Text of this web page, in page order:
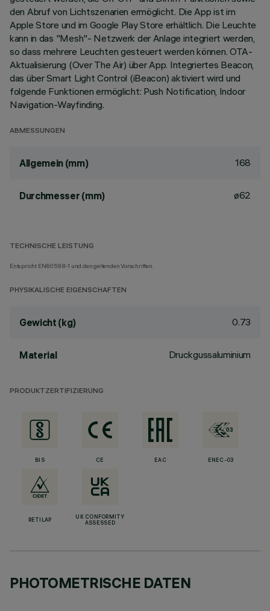
den Abruf von Lichtszenarien ermöglicht. Die App ist im
Apple Store und im Google Play Store erhältlich. Die Leuchte
kann in das "Mesh"- Netzwerk der Anlage integriert werden,
so dass mehrere Leuchten gesteuert werden können. OTA-
Aktualisierung (Over The Air) über App. Integriertes Beacon,
das über Smart Light Control (iBeacon) aktiviert wird und
folgende Funktionen ermöglicht: Push Notification, Indoor
Navigation-Wayfinding.
ABMESSUNGEN
Allgemein (mm) 168
Durchmesser (mm) ø62
TECHNISCHE LEISTUNG
Entspricht EN60598-1 und den geltenden Vorschriften.
PHYSIKALISCHE EIGENSCHAFTEN
Gewicht (kg) 0.73
Material Druckgussaluminium
PRODUKTZERTIFIZIERUNG
BIS CE EAC ENEC-03
RETILAP
UK CONFORMITY
ASSESSED
PHOTOMETRISCHE DATEN